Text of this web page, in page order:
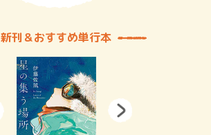
新刊＆おすすめ単行本